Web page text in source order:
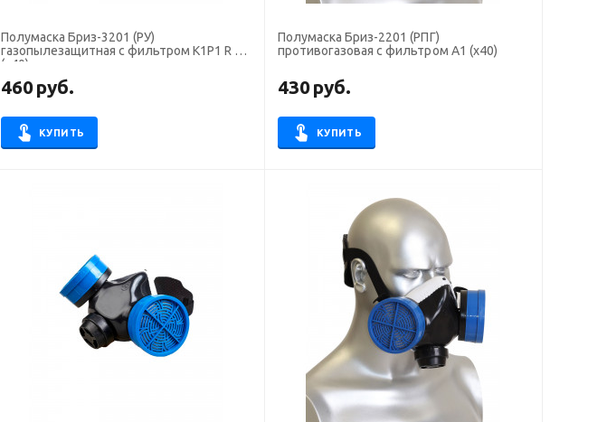
Полумаска Бриз-3201 (РУ)
газопылезащитная с фильтром К1Р1 R D
(х40)
460руб.
КУПИТЬ
Полумаска Бриз-2201 (РПГ)
противогазовая с фильтром А1 (х40)
430руб.
КУПИТЬ